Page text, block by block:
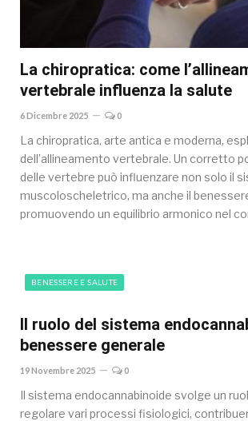
La chiropratica: come
vertebrale influenza la salute
6 Dicembre 2025 0
La chiropratica, arte antica e moderna,
dell’allineamento vertebrale. Un corretto
delle vertebre può influenzare non solo il
muscoloscheletrico, ma anche il
promuovendo un equilibrio armonico nel
BENESSERE E SALUTE
Il ruolo del sistema
benessere generale
19 Novembre 2025 0
Il sistema endocannabinoide svolge un
regolare vari processi fisiologici,